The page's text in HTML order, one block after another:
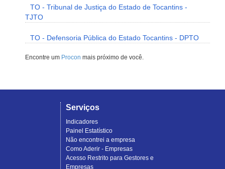
TO - Tribunal de Justiça do Estado de Tocantins -
TJTO
TO - Defensoria Pública do Estado Tocantins - DPTO
Encontre um Procon mais próximo de você.
Serviços
Indicadores
Painel Estatístico
Não encontrei a empresa
Como Aderir - Empresas
Acesso Restrito para Gestores e
Empresas